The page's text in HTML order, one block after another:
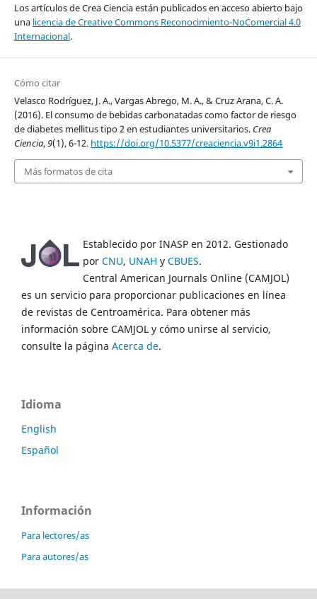
Los artículos de Crea Ciencia están publicados en acceso abierto bajo
una licencia de Creative Commons Reconocimiento-NoComercial 4.0
Internacional.
Cómo citar
Velasco Rodríguez, J. A., Vargas Abrego, M. A., & Cruz Arana, C. A.
(2016). El consumo de bebidas carbonatadas como factor de riesgo
de diabetes mellitus tipo 2 en estudiantes universitarios. Crea
Ciencia,9(1), 6-12. https://doi.org/10.5377/creaciencia.v9i1.2864
Más formatos de cita
Establecido por INASP en 2012. Gestionado
por CNU, UNAH y CBUES.
Central American Journals Online (CAMJOL)
es un servicio para proporcionar publicaciones en línea
de revistas de Centroamérica. Para obtener más
información sobre CAMJOL y cómo unirse al servicio,
consulte la página Acerca de.
Idioma
English
Español
Información
Para lectores/as
Para autores/as